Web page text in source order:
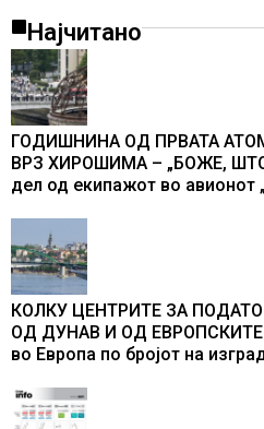
Најчитано
ГОДИШНИНА ОД ПРВАТА
ВРЗ ХИРОШИМА – „БОЖЕ,
дел од екипажот во авионот
промени текот на историјата
КОЛКУ ЦЕНТРИТЕ ЗА
ОД ДУНАВ И ОД ЕВРОПСКИТЕ
во Европа по бројот на